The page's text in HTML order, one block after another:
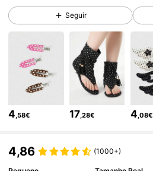
4.2M Seguidores
4,86 4.2M Seguidores
4,86 4.2M Seguidores
Seguir
4 ,58€ 17 ,28€ 4 ,08€
4,86 (1000+)